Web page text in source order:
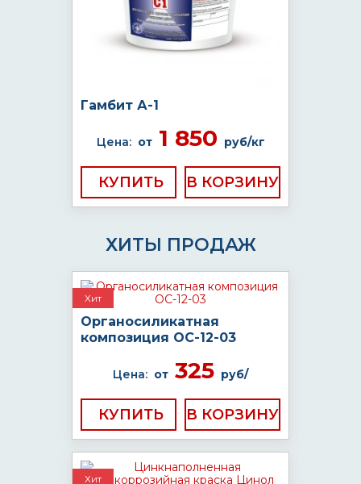
Гамбит А-1
Цена: от1 850 руб/кг
КУПИТЬ
ХИТЫ ПРОДАЖ
Хит
Органосиликатная
композиция ОС-12-03
Цена: от 325 руб/
КУПИТЬ
Хит